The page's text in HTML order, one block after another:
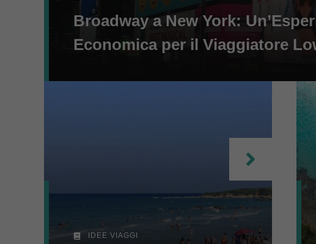
Broadway a New York:
Economica per il Viaggiatore
IDEE VIAGGI